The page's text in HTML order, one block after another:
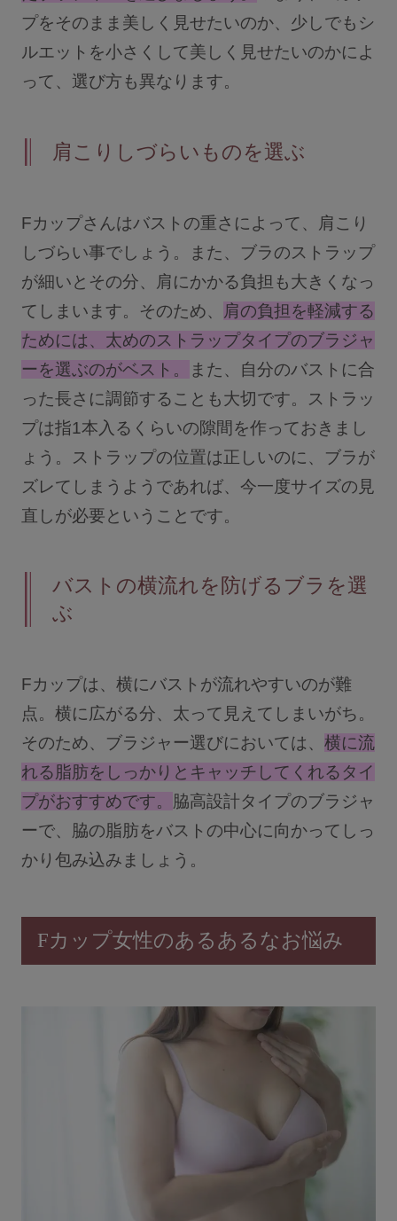
プをそのまま美しく見せたいのか、少しでもシ
ルエットを小さくして美しく見せたいのかによ
って、選び方も異なります。
肩こりしづらいものを選ぶ
Fカップさんはバストの重さによって、肩こり
しづらい事でしょう。また、ブラのストラップ
が細いとその分、肩にかかる負担も大きくなっ
てしまいます。そのため、
肩の負担を軽減する
ためには、太めのストラップタイプのブラジャ
ーを選ぶのがベスト。
また、自分のバストに合
った長さに調節することも大切です。ストラッ
プは指1本入るくらいの隙間を作っておきまし
ょう。ストラップの位置は正しいのに、ブラが
ズレてしまうようであれば、今一度サイズの見
直しが必要ということです。
バストの横流れを防げるブラを選
ぶ
Fカップは、横にバストが流れやすいのが難
点。横に広がる分、太って見えてしまいがち。
そのため、ブラジャー選びにおいては、横に流
れる脂肪をしっかりとキャッチしてくれるタイ
プがおすすめです。
脇高設計タイプのブラジャ
ーで、脇の脂肪をバストの中心に向かってしっ
かり包み込みましょう。
Fカップ女性のあるあるなお悩み